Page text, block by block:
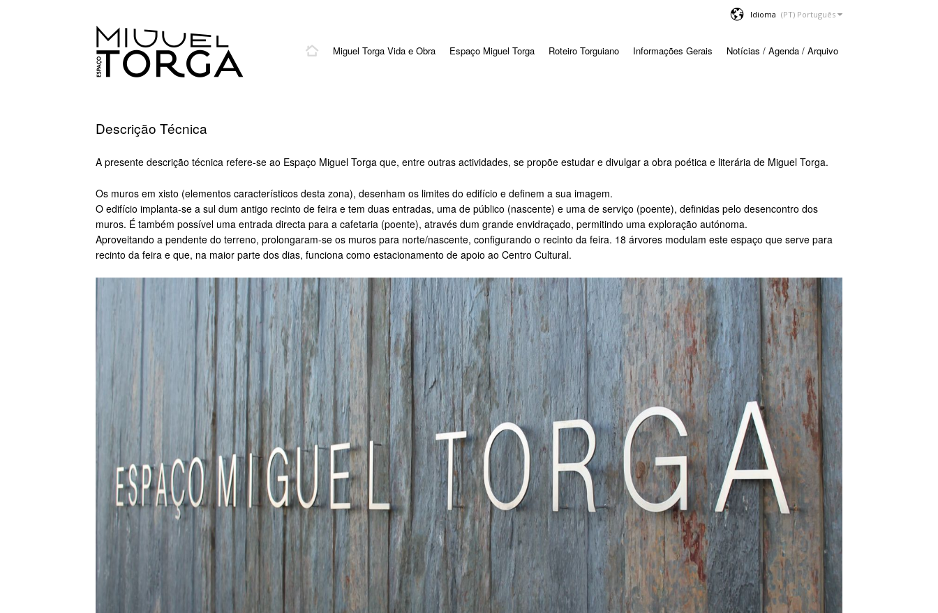
Idioma
Miguel Torga Vida e Obra Espaço Miguel Torga Roteiro Torguiano Informações Gerais Notícias / Agenda / Arquivo
Descrição Técnica
A presente descrição técnica refere-se ao Espaço Miguel Torga que, entre outras actividades, se propõe estudar e divulgar a obra poética e literária de Miguel Torga.
rolex replica replica watches
Os muros em xisto (elementos característicos desta zona), desenham os limites do edifício e definem a sua imagem.
O edifício implanta-se a sul dum antigo recinto de feira e tem duas entradas, uma de público (nascente) e uma de serviço (poente), definidas pelo desencontro dos
muros. É também possível uma entrada directa para a cafetaria (poente), através dum grande envidraçado, permitindo uma exploração autónoma.
Aproveitando a pendente do terreno, prolongaram-se os muros para norte/nascente, configurando o recinto da feira. 18 árvores modulam este espaço que serve para
recinto da feira e que, na maior parte dos dias, funciona como estacionamento de apoio ao Centro Cultural.